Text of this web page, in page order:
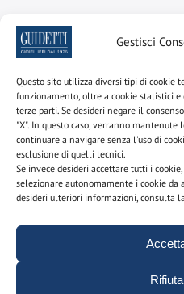
Gestisci
Questo sito utilizza diversi tipi di cookie
funzionamento, oltre a cookie statistici
terze parti. Se desideri negare il
"X". In questo caso, verranno
continuare a navigare senza l'uso di
esclusione di quelli tecnici.
Se invece desideri accettare tutti i
selezionare autonomamente i cookie da
desideri ulteriori informazioni, consulta
Newsletter
Iscriviti alla newsletter per
novità
Nome e cognome
email
Utilizzando questo